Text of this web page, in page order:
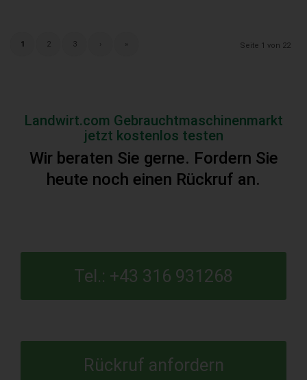
Seite 1 von 22
1 2 3
Landwirt.com Gebrauchtmaschinenmarkt
jetzt kostenlos testen
Wir beraten Sie gerne. Fordern Sie
heute noch einen Rückruf an.
Tel.: +43 316 931268
Rückruf anfordern